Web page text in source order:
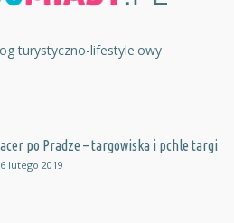
turystyczno-lifestyle'owy
po Pradze – targowiska i pchle targi
6 lutego 2019